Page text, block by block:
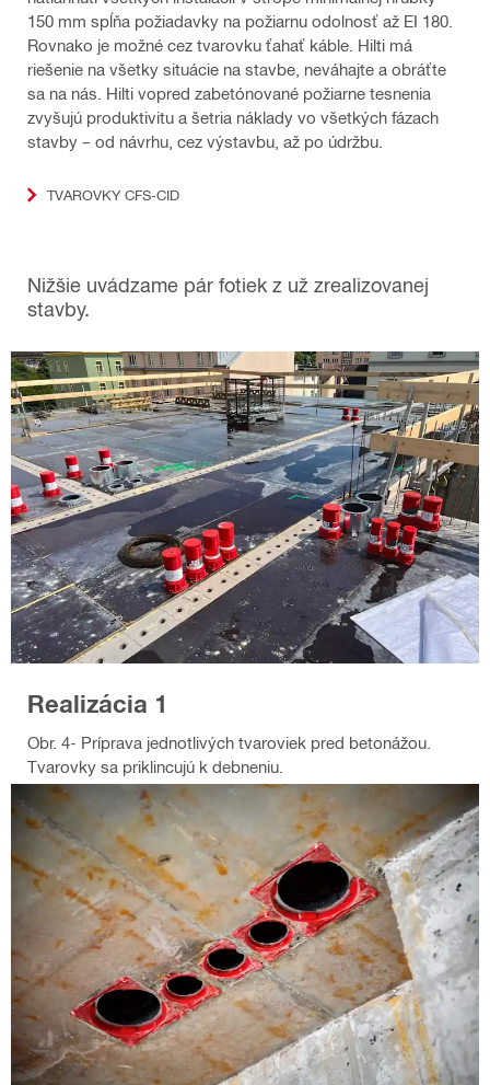
150 mm spĺňa požiadavky na požiarnu odolnosť až EI 180.
Rovnako je možné cez tvarovku ťahať káble. Hilti má
riešenie na všetky situácie na stavbe, neváhajte a obráťte
sa na nás. Hilti vopred zabetónované požiarne tesnenia
zvyšujú produktivitu a šetria náklady vo všetkých fázach
stavby – od návrhu, cez výstavbu, až po údržbu.
TVAROVKY CFS-CID
Nižšie uvádzame pár fotiek z už zrealizovanej
stavby.
Realizácia 1
Obr. 4- Príprava jednotlivých tvaroviek pred betonážou.
Tvarovky sa priklincujú k debneniu.